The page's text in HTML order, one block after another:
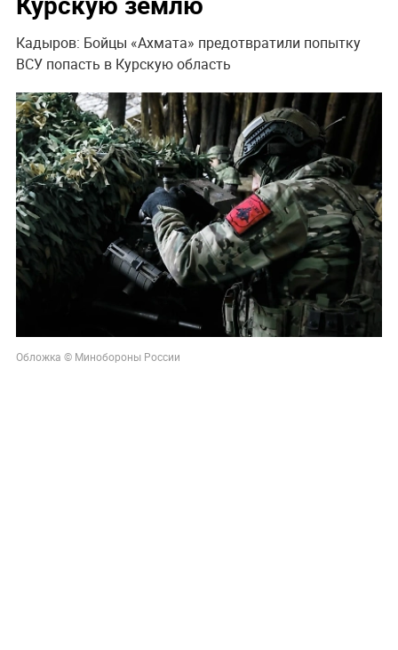
Кадыров: Бойцы «Ахмата» предотвратили попытку
ВСУ попасть в Курскую область
Обложка © Минобороны России